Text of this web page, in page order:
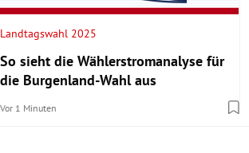
Landtagswahl 2025
So sieht die Wählerstromanalyse für
die Burgenland-Wahl aus
Vor 1 Minuten